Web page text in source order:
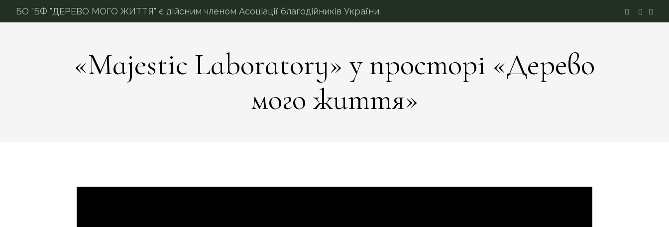
БО "БФ "ДЕРЕВО МОГО ЖИТТЯ" є дійсним членом Асоціації благодійників України.
«Majestic Laboratory» у просторі «Дерево
мого життя»